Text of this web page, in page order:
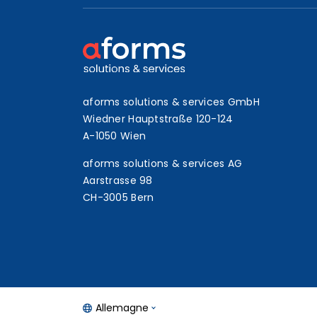
aforms solutions & services GmbH
Wiedner Hauptstraße 120-124
A-1050 Wien
aforms solutions & services AG
Aarstrasse 98
CH-3005 Bern
Allemagne